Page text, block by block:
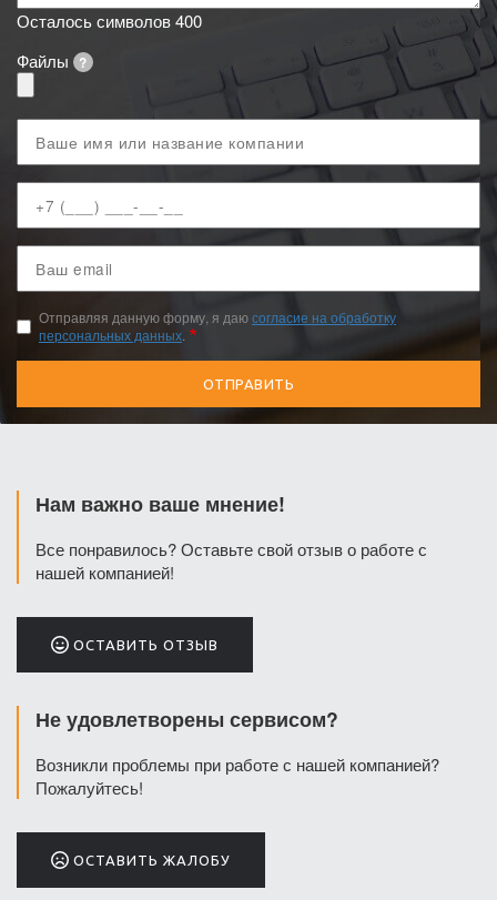
Осталось символов400
Файлы
?
имя
телефон
email
Отправляя данную форму, я даюсогласие на обработку
персональных данных
Нам важно ваше мнение!
Все понравилось? Оставьте свой отзыв о работе с
нашей компанией!
ОСТАВИТЬ ОТЗЫВ
Не удовлетворены сервисом?
Возникли проблемы при работе с нашей компанией?
Пожалуйтесь!
ОСТАВИТЬ ЖАЛОБУ